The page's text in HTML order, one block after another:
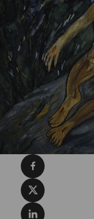
Condividi su
Condividi su
Condividi